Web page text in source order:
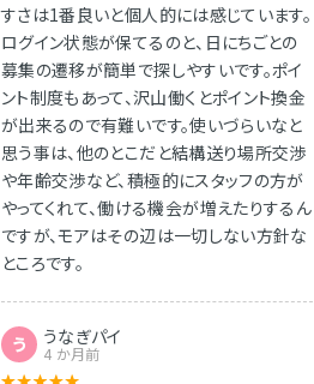
すさは1番良いと個人的には感じています。
ログイン状態が保てるのと、日にちごとの
募集の遷移が簡単で探しやすいです。ポイ
ント制度もあって、沢山働くとポイント換金
が出来るので有難いです。使いづらいなと
思う事は、他のとこだと結構送り場所交渉
や年齢交渉など、積極的にスタッフの方が
やってくれて、働ける機会が増えたりするん
ですが、モアはその辺は一切しない方針な
ところです。
う うなぎパイ
4 か月前